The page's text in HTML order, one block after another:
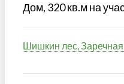
Дом, 320 кв.м на
Шишкин лес,